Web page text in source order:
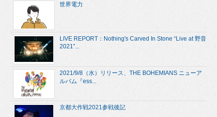
世界電力
LIVE REPORT：Nothing's Carved In Stone “Live at 野音
2021”...
2021/9/8（水）リリース、THE BOHEMIANS ニューア
ルバム『ess...
京都大作戦2021参戦後記